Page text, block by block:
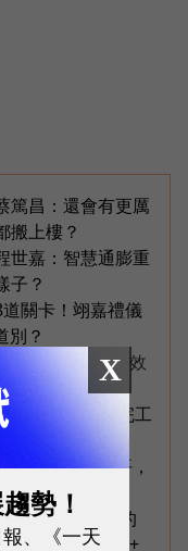
篤昌：還會有更厲
搬上樓？
世嘉：智慧通膨重
子？
關卡！翊嘉禮儀
別？
「工具越多卻成效
、自動跑完工
調的二代鄭平，
「理解情境」的
筆電與 Copilot+
X
勢！
、《一天